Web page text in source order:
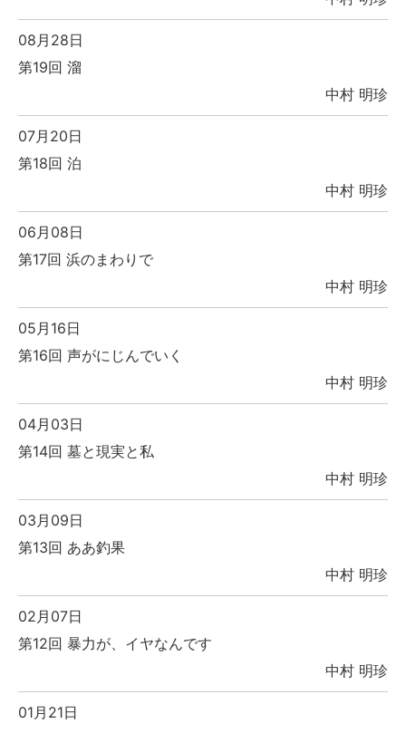
08月28日
第19回 溜
中村 明珍
07月20日
第18回 泊
中村 明珍
06月08日
第17回 浜のまわりで
中村 明珍
05月16日
第16回 声がにじんでいく
中村 明珍
04月03日
第14回 墓と現実と私
中村 明珍
03月09日
第13回 ああ釣果
中村 明珍
02月07日
第12回 暴力が、イヤなんです
中村 明珍
01月21日